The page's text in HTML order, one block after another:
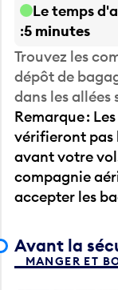
Le temps
5 minutes
Trouvez les
dépôt de
dans les allées
Remarque :
vérifieront pas
avant votre
compagnie
accepter les
Avant la
MANGER ET